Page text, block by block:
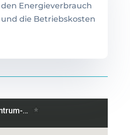
Energieverbrauch
die Betriebskosten